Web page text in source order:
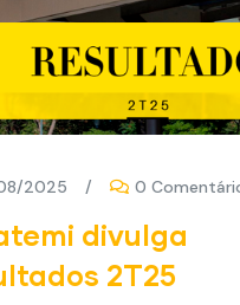
2025 / 0
divulga
2T25